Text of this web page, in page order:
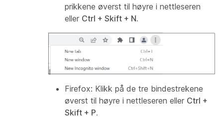
prikkene øverst til høyre i nettleseren
eller Ctrl + Skift + N.
Firefox: Klikk på de tre bindestrekene
øverst til høyre i nettleseren eller Ctrl +
Skift + P.